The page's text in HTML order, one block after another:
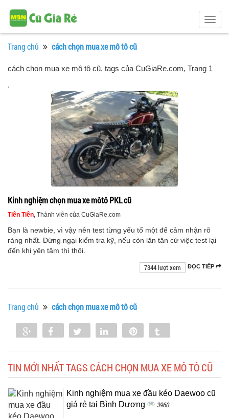
Trang chủ cách chọn mua xe mô tô cũ
cách chọn mua xe mô tô cũ, tags của CuGiaRe.com, Trang 1
.
Kinh nghiệm chọn mua xe môtô PKL cũ
Tiên Tiên, Thành viên của CuGiaRe.com
Bạn là newbie, vì vậy nên test từng yếu tố một để cảm nhận rõ
ràng nhất. Đừng ngại kiểm tra kỹ, nếu còn lăn tăn cứ việc test lại
đến khi yên tâm thì thôi.
ĐỌC TIẾP
7344 lượt xem
Trang chủ cách chọn mua xe mô tô cũ
Share Share Tweet Share
TIN MỚI NHẤT TAGS CÁCH CHỌN MUA XE MÔ TÔ CŨ
Kinh nghiệm mua xe đầu kéo Daewoo cũ
giá rẻ tại Bình Dương
3960